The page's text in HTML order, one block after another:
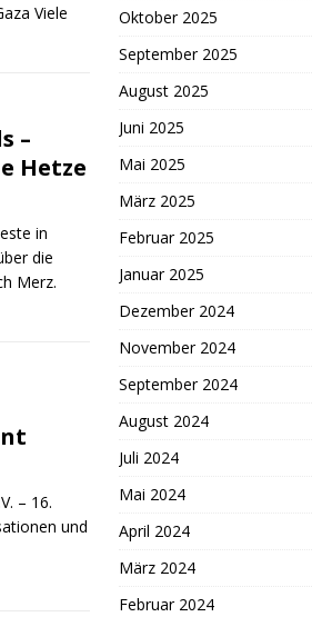
Viele
–
Hetze
in
die
Merz.
– 16.
und
Oktober 2025
September 2025
August 2025
Juni 2025
Mai 2025
März 2025
Februar 2025
Januar 2025
Dezember 2024
November 2024
September 2024
August 2024
Juli 2024
Mai 2024
April 2024
März 2024
Februar 2024